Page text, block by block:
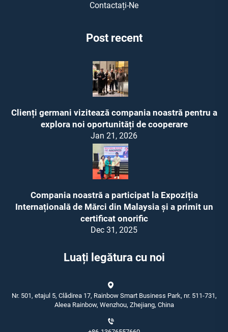
Contactați-Ne
Post recent
Clienți germani vizitează compania noastră pentru a
explora noi oportunități de cooperare
Jan 21, 2026
Compania noastră a participat la Expoziția
Internațională de Mărci din Malaysia și a primit un
certificat onorific
Dec 31, 2025
Luați legătura cu noi
Nr. 501, etajul 5, Clădirea 17, Rainbow Smart Business Park, nr. 511-731,
Aleea Rainbow, Wenzhou, Zhejiang, China